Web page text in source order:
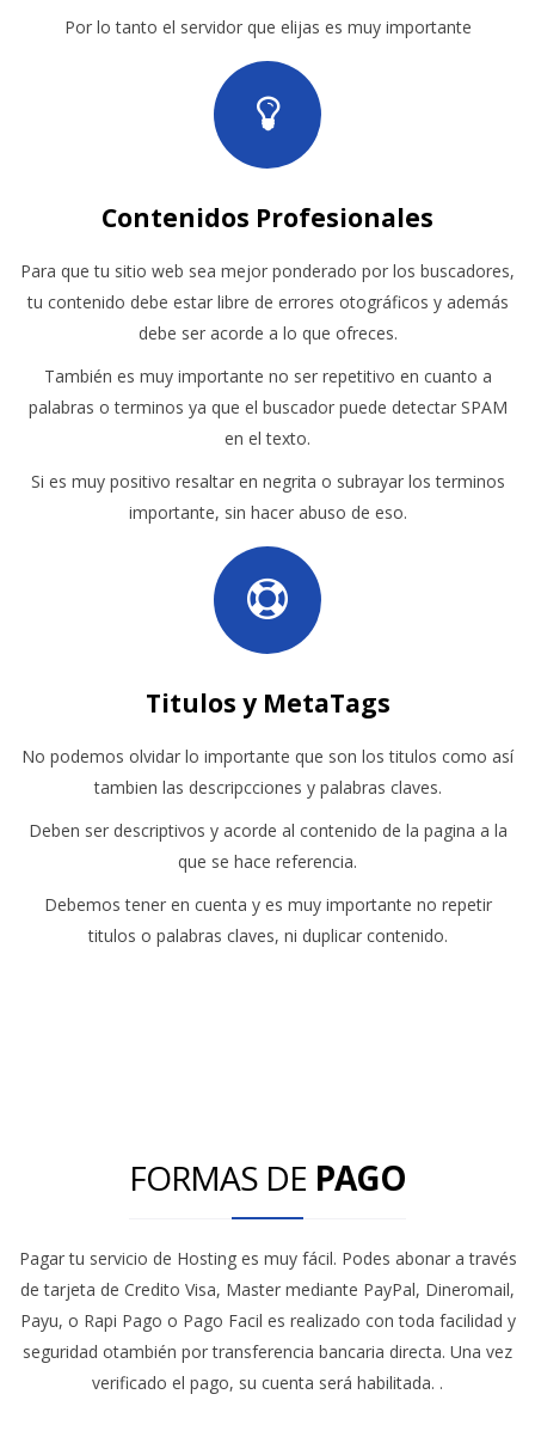
Por lo tanto el servidor que elijas es muy importante
Contenidos Profesionales
Para que tu sitio web sea mejor ponderado por los buscadores,
tu contenido debe estar libre de errores otográficos y además
debe ser acorde a lo que ofreces.
También es muy importante no ser repetitivo en cuanto a
palabras o terminos ya que el buscador puede detectar SPAM
en el texto.
Si es muy positivo resaltar en negrita o subrayar los terminos
importante, sin hacer abuso de eso.
Titulos y MetaTags
No podemos olvidar lo importante que son los titulos como así
tambien las descripcciones y palabras claves.
Deben ser descriptivos y acorde al contenido de la pagina a la
que se hace referencia.
Debemos tener en cuenta y es muy importante no repetir
titulos o palabras claves, ni duplicar contenido.
FORMAS DE PAGO
Pagar tu servicio de Hosting es muy fácil. Podes abonar a través
de tarjeta de Credito Visa, Master mediante PayPal, Dineromail,
Payu, o Rapi Pago o Pago Facil es realizado con toda facilidad y
seguridad otambién por transferencia bancaria directa. Una vez
verificado el pago, su cuenta será habilitada. .